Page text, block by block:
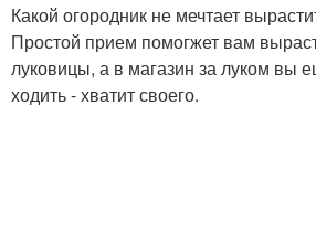
Какой огородник не мечтает
Простой прием помогжет вам
луковицы, а в магазин за луком вы
ходить - хватит своего.